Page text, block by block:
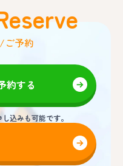
ご予約
約する
込みも可能です。